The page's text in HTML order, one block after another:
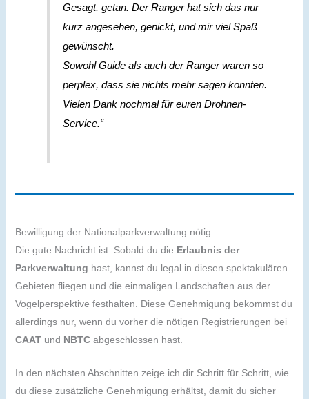
Gesagt, getan. Der Ranger hat sich das nur
kurz angesehen, genickt, und mir viel Spaß
gewünscht.
Sowohl Guide als auch der Ranger waren so
perplex, dass sie nichts mehr sagen konnten.
Vielen Dank nochmal für euren Drohnen-
Service.“
Bewilligung der Nationalparkverwaltung nötig
Die gute Nachricht ist: Sobald du die Erlaubnis der
Parkverwaltung hast, kannst du legal in diesen spektakulären
Gebieten fliegen und die einmaligen Landschaften aus der
Vogelperspektive festhalten. Diese Genehmigung bekommst du
allerdings nur, wenn du vorher die nötigen Registrierungen bei
CAATund NBTCabgeschlossen hast.
In den nächsten Abschnitten zeige ich dir Schritt für Schritt, wie
du diese zusätzliche Genehmigung erhältst, damit du sicher